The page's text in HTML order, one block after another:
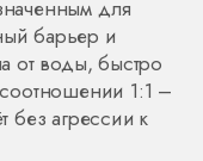
для
барьер и
от воды, быстро
1:1 –
без агрессии к